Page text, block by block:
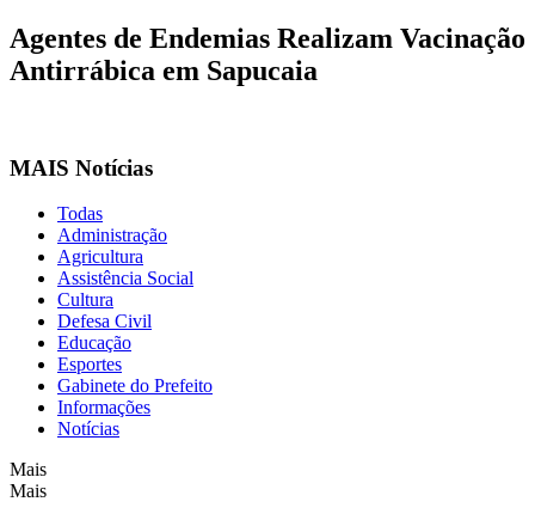
Agentes de Endemias Realizam Vacinação
Antirrábica em Sapucaia
MAIS Notícias
Todas
Administração
Agricultura
Assistência Social
Cultura
Defesa Civil
Educação
Esportes
Gabinete do Prefeito
Informações
Notícias
Mais
Mais